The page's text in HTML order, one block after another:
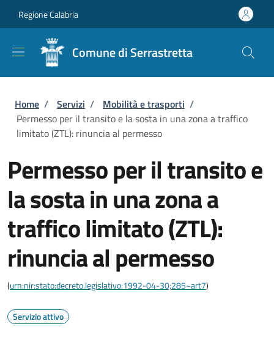
Regione Calabria
Comune di Serrastretta
Briciole di pane
Home / Servizi / Mobilità e trasporti /
Permesso per il transito e la sosta in una zona a traffico
limitato (ZTL): rinuncia al permesso
Permesso per il transito e
la sosta in una zona a
traffico limitato (ZTL):
rinuncia al permesso
(urn:nir:stato:decreto.legislativo:1992-04-30;285~art7)
Servizio attivo